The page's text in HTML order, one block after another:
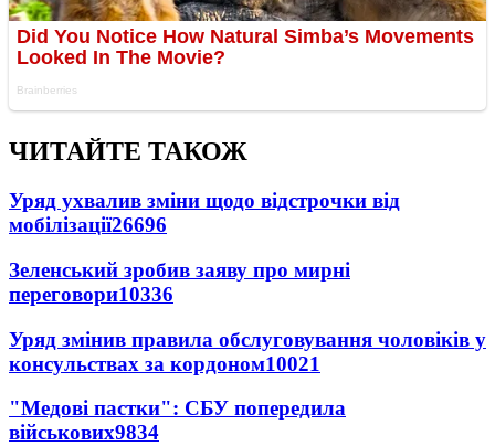
ЧИТАЙТЕ ТАКОЖ
Уряд ухвалив зміни щодо відстрочки від
мобілізації26696
Зеленський зробив заяву про мирні
переговори10336
Уряд змінив правила обслуговування чоловіків у
консульствах за кордоном10021
"Медові пастки": СБУ попередила
військових9834